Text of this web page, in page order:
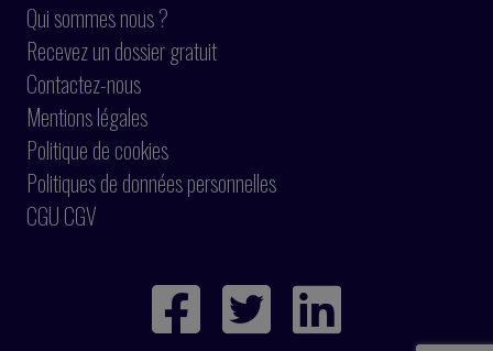
Qui sommes nous ?
Recevez un dossier gratuit
Contactez-nous
Mentions légales
Politique de cookies
Politiques de données personnelles
CGU CGV